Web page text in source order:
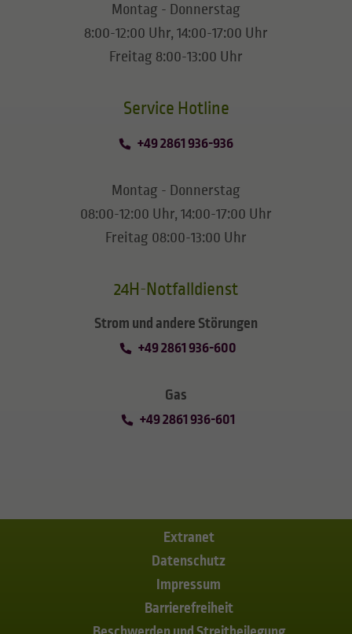
Montag - Donnerstag
8:00-12:00 Uhr, 14:00-17:00 Uhr
Freitag 8:00-13:00 Uhr
​​​​​​​Service Hotline
+49 2861 936-936
Montag - Donnerstag
08:00-12:00 Uhr, 14:00-17:00 Uhr
Freitag 08:00-13:00 Uhr
24H-Notfalldienst
Strom und andere Störungen
+49 2861 936-600
Gas
+49 2861 936-601
Extranet
Datenschutz
Impressum
Barrierefreiheit